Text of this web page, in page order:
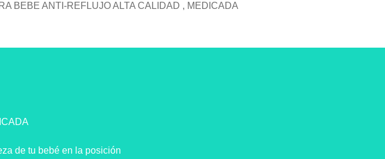
BEBE ANTI-REFLUJO ALTA CALIDAD , MEDICADA
de tu bebé en la posición